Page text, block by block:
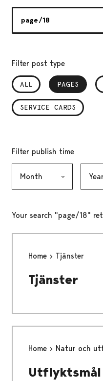
Filter post type
ALL PAGES
, SELECTED
SERVICE CARDS
Filter publish time
Your search "page/18"
Home Tjänster
Tjänster
Home Natur och
Utflyktsmål